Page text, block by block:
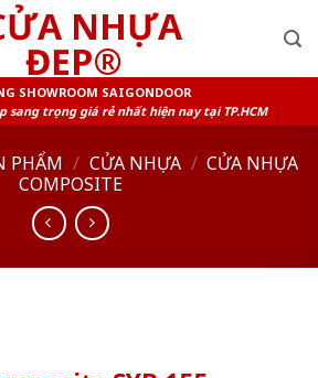
SHOWROOM SAIGONDOOR
sang trọng giá rẻ nhất hiện nay tại TP.HCM
PHẨM / CỬA NHỰA / CỬA NHỰA
COMPOSITE